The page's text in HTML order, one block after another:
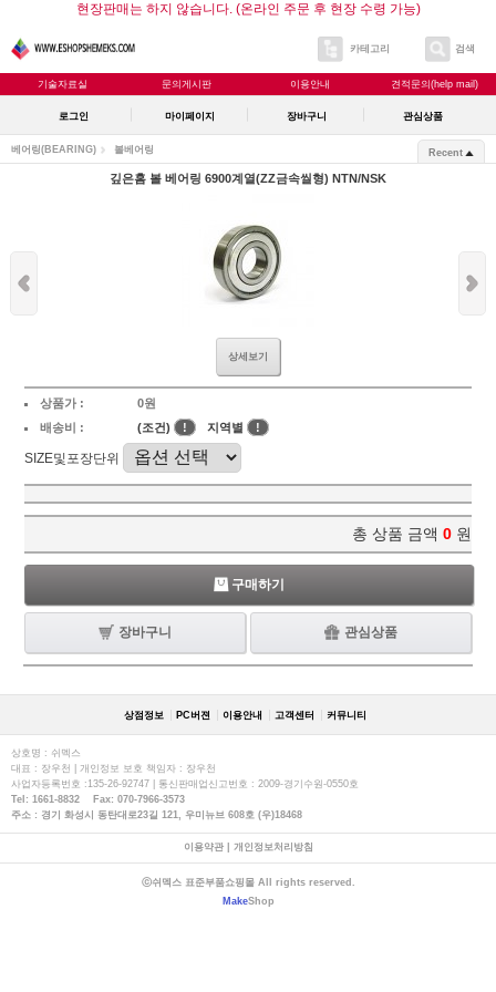
현장판매는 하지 않습니다. (온라인 주문 후 현장 수령 가능)
카테고리 검색
기술자료실 문의게시판 이용안내 견적문의(help mail)
로그인 마이페이지 장바구니 관심상품
베어링(BEARING) 볼베어링 Recent
깊은홈 볼 베어링 6900계열(ZZ금속씰형) NTN/NSK
상세보기
상품가 :
0원
배송비 :
(조건) ! 지역별 !
SIZE및포장단위
총 상품 금액 0 원
구매하기
장바구니 관심상품
상점정보 PC버젼 이용안내 고객센터 커뮤니티
상호명 : 쉬멕스
대표 : 장우천 | 개인정보 보호 책임자 : 장우천
사업자등록번호 :135-26-92747 | 통신판매업신고번호 : 2009-경기수원-0550호
Tel: 1661-8832 Fax: 070-7966-3573
주소 : 경기 화성시 동탄대로23길 121, 우미뉴브 608호 (우)18468
이용약관| 개인정보처리방침
ⓒ쉬멕스 표준부품쇼핑몰 All rights reserved.
MakeShop